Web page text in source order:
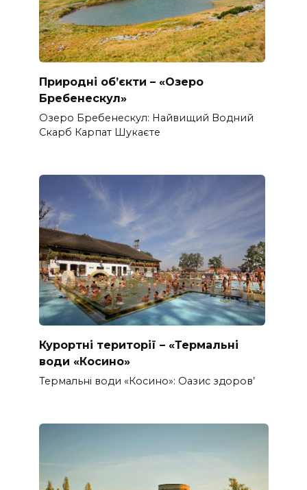
Природні об’єкти – «Озеро
Бребенескул»
Озеро Бребенескул: Найвищий Водний
Скарб Карпат Шукаєте
Курортні території – «Термальні
води «Косино»
Термальні води «Косино»: Оазис здоров’